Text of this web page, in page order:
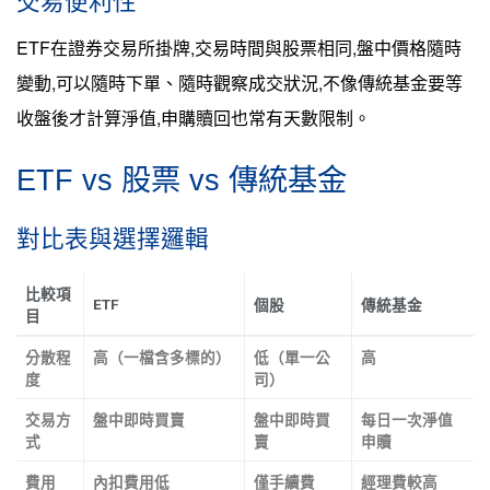
ETF在證券交易所掛牌,交易時間與股票相同,盤中價格隨時
變動,可以隨時下單、隨時觀察成交狀況,不像傳統基金要等
收盤後才計算淨值,申購贖回也常有天數限制。
ETF vs 股票 vs 傳統基金
對比表與選擇邏輯
比較項
目
ETF 個股 傳統基金
分散程
度
高（一檔含多標的）
低（單一公
司）
高
交易方
式
盤中即時買賣
盤中即時買
賣
每日一次淨值
申贖
費用 內扣費用低 僅手續費 經理費較高